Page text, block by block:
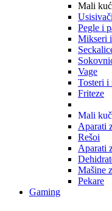
Mali
Usisivači
Pegle i
Mikseri
Vage
Tosteri i
Friteze
Mali
Aparati
Rešoi
Aparati
Mašine
Pekare
Gaming